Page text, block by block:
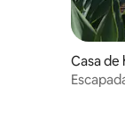
Casa de
ara